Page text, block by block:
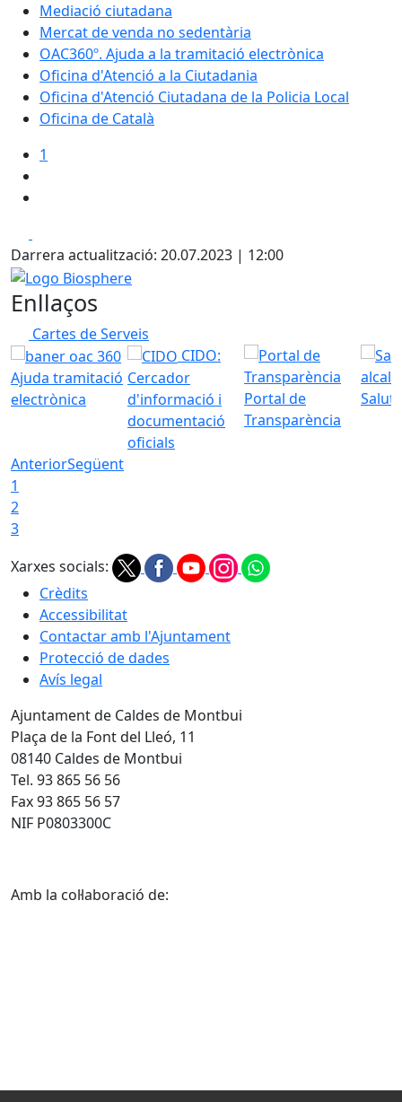
Mediació ciutadana
Mercat de venda no sedentària
OAC360º. Ajuda a la tramitació electrònica
Oficina d'Atenció a la Ciutadania
Oficina d'Atenció Ciutadana de la Policia Local
Oficina de Català
1
Darrera actualització: 20.07.2023 | 12:00
Logo Biosphere
Enllaços
Cartes de Serveis
Ajuda tramitació
electrònica
CIDO:
Cercador
d'informació i
documentació
oficials
Portal de
Transparència
AnteriorSegüent
1
2
3
Xarxes socials:
Crèdits
Accessibilitat
Contactar amb l'Ajuntament
Protecció de dades
Avís legal
Ajuntament de Caldes de Montbui
Plaça de la Font del Lleó, 11
08140 Caldes de Montbui
Tel. 93 865 56 56
Fax 93 865 56 57
NIF P0803300C
Amb la col·laboració de: